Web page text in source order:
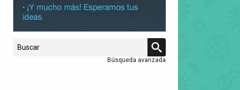
Búsqueda avanzada